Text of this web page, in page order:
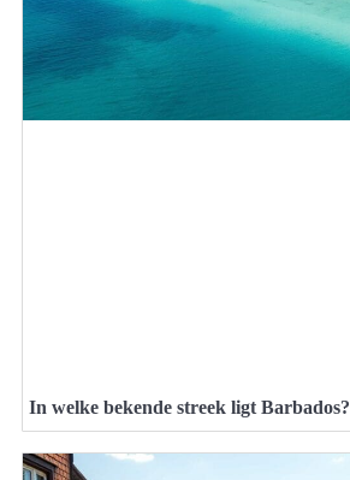
In welke bekende streek ligt Barbados?